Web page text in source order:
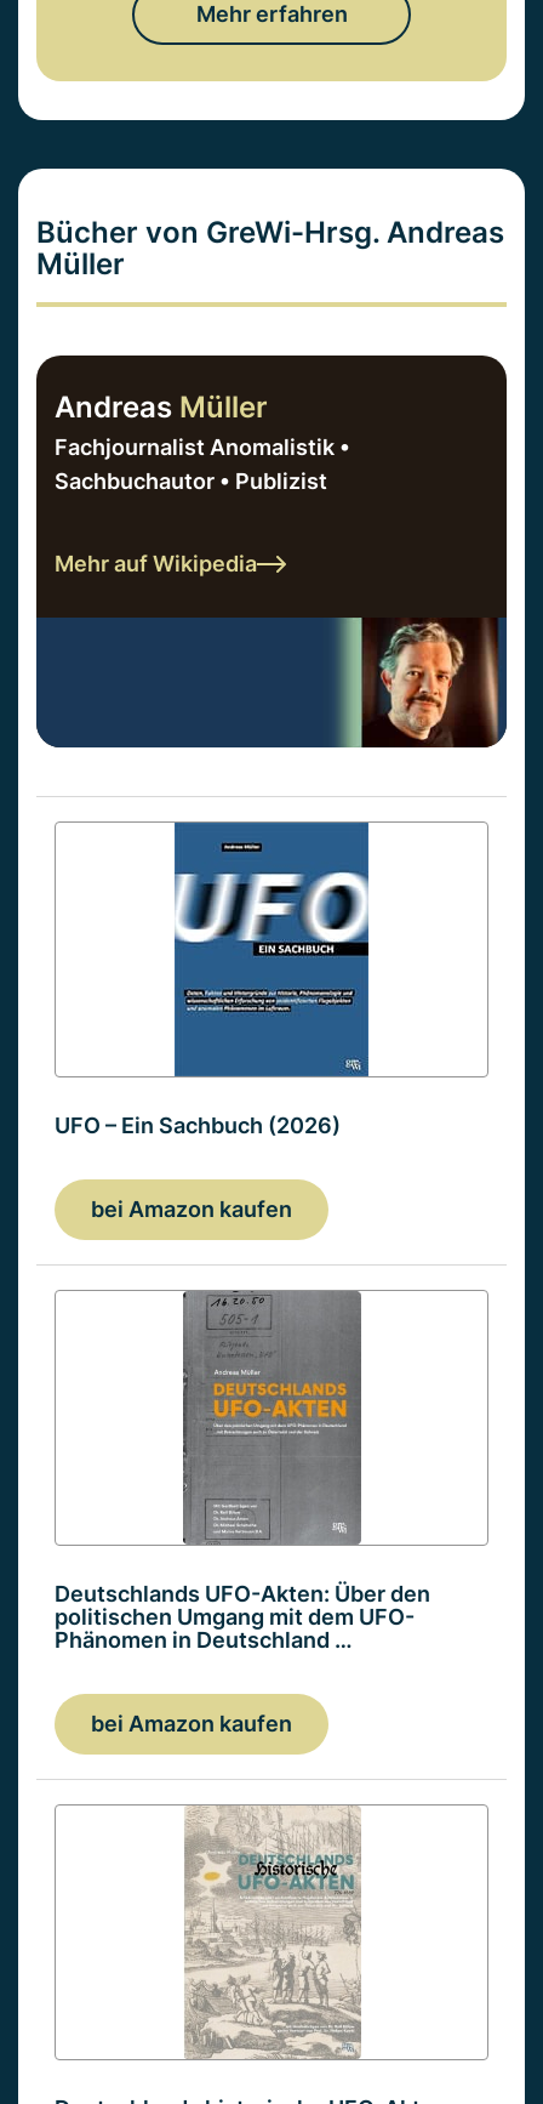
Mehr erfahren
Bücher von GreWi-Hrsg. Andreas
Müller
Andreas Müller
Fachjournalist Anomalistik •
Sachbuchautor • Publizist
Mehr auf Wikipedia
UFO – Ein Sachbuch (2026)
bei Amazon kaufen
Deutschlands UFO-Akten: Über den
politischen Umgang mit dem UFO-
Phänomen in Deutschland …
bei Amazon kaufen